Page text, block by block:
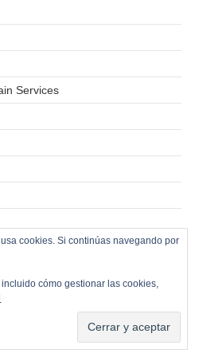
Services
cookies. Si continúas navegando por
cómo gestionar las cookies,